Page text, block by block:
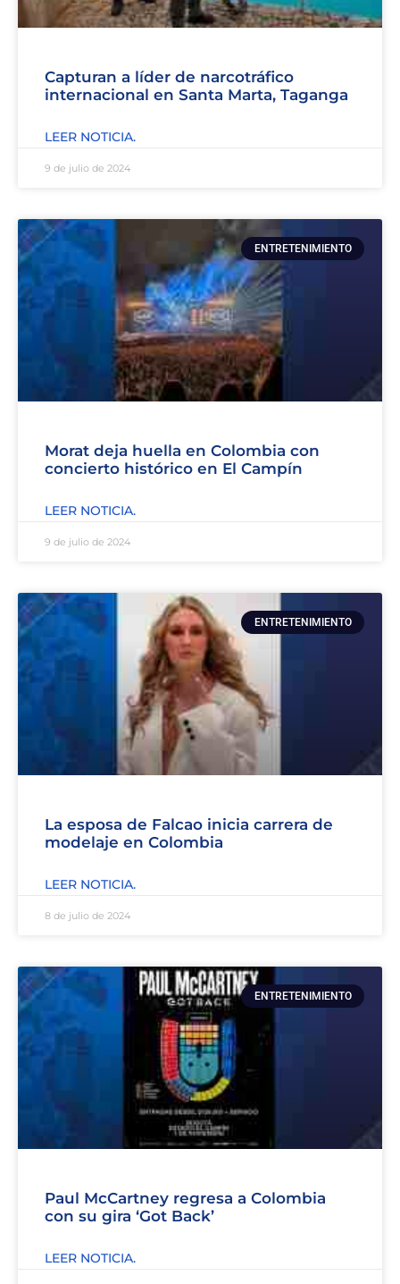
Capturan a líder de narcotráfico
internacional en Santa Marta, Taganga
LEER NOTICIA.
9 de julio de 2024
ENTRETENIMIENTO
Morat deja huella en Colombia con
concierto histórico en El Campín
LEER NOTICIA.
9 de julio de 2024
ENTRETENIMIENTO
La esposa de Falcao inicia carrera de
modelaje en Colombia
LEER NOTICIA.
8 de julio de 2024
ENTRETENIMIENTO
Paul McCartney regresa a Colombia
con su gira ‘Got Back’
LEER NOTICIA.